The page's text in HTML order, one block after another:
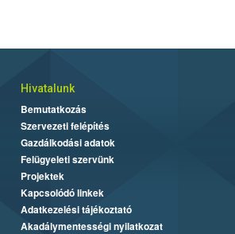
Hivatalunk
Bemutatkozás
Szervezeti felépítés
Gazdálkodási adatok
Felügyeleti szervünk
Projektek
Kapcsolódó linkek
Adatkezelési tájékoztató
Akadálymentességi nyilatkozat